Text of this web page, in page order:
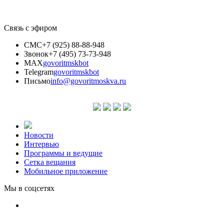
Связь с эфиром
СМС+7 (925) 88-88-948
Звонок+7 (495) 73-73-948
MAXgovoritmskbot
Telegramgovoritmskbot
Письмоinfo@govoritmoskva.ru
Новости
Интервью
Программы и ведущие
Сетка вещания
Мобильное приложение
Мы в соцсетях